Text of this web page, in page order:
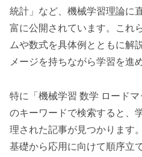
統計」など、機械学習理論に
富に公開されています。これ
ムや数式を具体例とともに解
メージを持ちながら学習を進
特に「機械学習 数学 ロード
のキーワードで検索すると、
理された記事が見つかります
基礎から応用に向けて順序立